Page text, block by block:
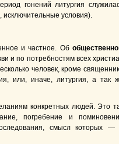
гонений литургия
исключительные условия).
и частное. Об
и по потребностям всех
человек, кроме
или, иначе, литургия, а так
конкретных людей. Это
погребение и
смысл которых —